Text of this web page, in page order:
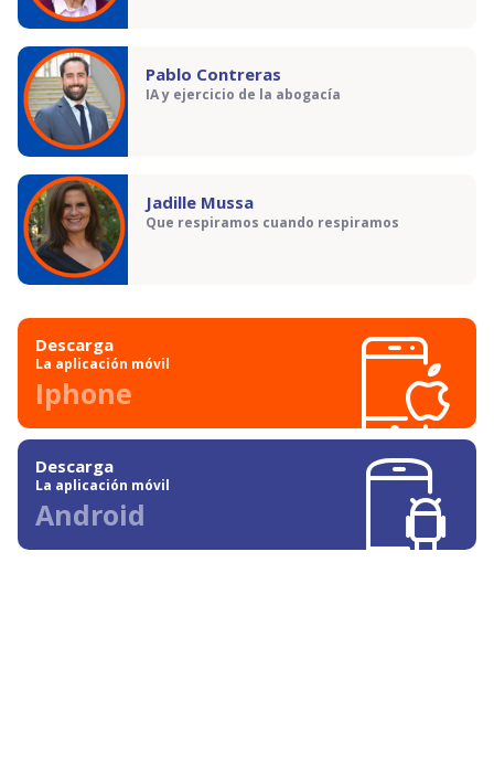
Pablo Contreras
IA y ejercicio de la abogacía
Jadille Mussa
Que respiramos cuando respiramos
Descarga
La aplicación móvil
Iphone
Descarga
La aplicación móvil
Android